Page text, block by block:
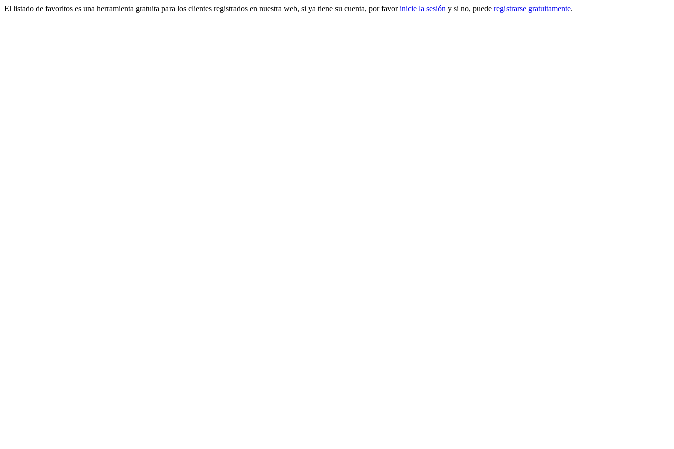
El listado de favoritos es una herramienta gratuita para los clientes registrados en nuestra web, si ya tiene su cuenta, por favorinicie la sesión y si no, puede registrarse gratuitamente.